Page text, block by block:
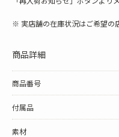
※ 実店舗の在庫状況はご希望の
商品詳細
商品番号
付属品
素材